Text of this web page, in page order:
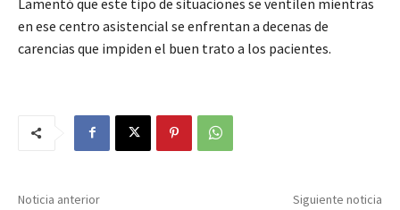
en ese centro asistencial se enfrentan a decenas de
carencias que impiden el buen trato a los pacientes.
Noticia anterior Siguiente noticia